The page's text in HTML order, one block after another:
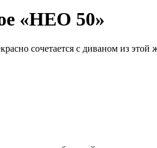
«НЕО 50»
сочетается с диваном из этой